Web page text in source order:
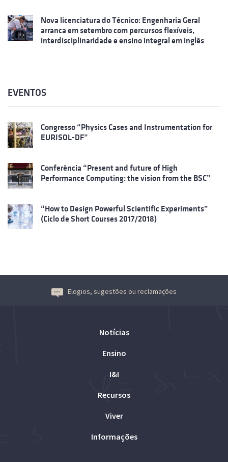
Nova licenciatura do Técnico: Engenharia Geral
arranca em setembro com percursos flexíveis,
interdisciplinaridade e ensino integral em inglês
EVENTOS
Congresso “Physics Cases and Instrumentation for
EURISOL-DF”
Conferência “Present and future of High
Performance Computing: the vision from the BSC”
“How to Design Powerful Scientific Experiments”
(Ciclo de Short Courses 2017/2018)
Elogios, sugestões ou reclamações
Notícias
Ensino
I&I
Recursos
Viver
Informações